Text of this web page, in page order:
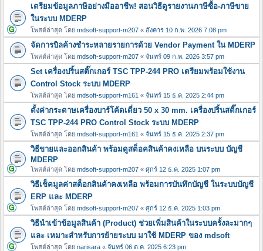
เตรียมข้อมูลภาษีอย่างมืออาชีพ! สอนวิธีดูรายงานภาษีซื้อ-ภาษีขาย
ในระบบ MDERP
โพสต์ล่าสุด โดย mdsoft-support-m207 « อังคาร 10 ก.พ. 2026 7:08 pm
จัดการบิลค้างชำระหลายรายการด้วย Vendor Payment ใน MDERP
โพสต์ล่าสุด โดย mdsoft-support-m207 « จันทร์ 09 ก.พ. 2026 3:57 pm
Set เครื่องปริ้นสติ๊กเกอร์ TSC TPP-244 PRO เตรียมพร้อมใช้งาน
Control Stock ระบบ MDERP
โพสต์ล่าสุด โดย mdsoft-support-m161 « จันทร์ 15 ธ.ค. 2025 2:44 pm
ตั้งค่ากระดาษเครื่องบาร์โค้ดเดี่ยว 50 x 30 mm. เครื่องปริ้นสติ๊กเกอร์
TSC TPP-244 PRO Control Stock ระบบ MDERP
โพสต์ล่าสุด โดย mdsoft-support-m161 « จันทร์ 15 ธ.ค. 2025 2:37 pm
วิธีขายและออกสินค้า พร้อมดูสต็อคสินค้าคงเหลือ บนระบบ บัญชี
MDERP
โพสต์ล่าสุด โดย mdsoft-support-m207 « ศุกร์ 12 ธ.ค. 2025 1:07 pm
วิธีเช็คมูลค่าสต็อกสินค้าคงเหลือ พร้อมการบันทึกบัญชี ในระบบบัญชี
ERP และ MDERP
โพสต์ล่าสุด โดย mdsoft-support-m207 « ศุกร์ 12 ธ.ค. 2025 1:03 pm
วิธีนำเข้าข้อมูลสินค้า (Product) ช่วยเพิ่มสินค้าในระบบครั้งละมากๆ
และ เหมาะสำหรับการย้ายระบบ มาใช้ MDERP ของ mdsoft
โพสต์ล่าสุด โดย narisara « จันทร์ 06 ต.ค. 2025 6:23 pm